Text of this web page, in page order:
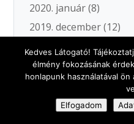
2020. január(8)
2019. december(12)
2019. november(10)
2019. október(10)
2019. szeptember(13)
2019. augusztus(6)
Kedves Látogató!
élmény fokozásának
honlapunk használatával
Elfogadom